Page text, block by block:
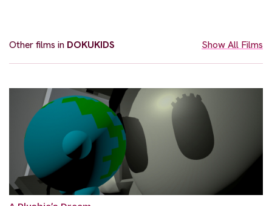
Other films in DOKUKIDS Show All Films